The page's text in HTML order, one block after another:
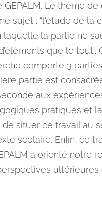
GEPALM. Le thème de
sujet : “l'étude de la
laquelle la partie ne
que le tout”.
comporte 3
partie est
aux
pratiques et
situer ce travail au
scolaire. Enfin, ce
a orienté notre
ultérieures